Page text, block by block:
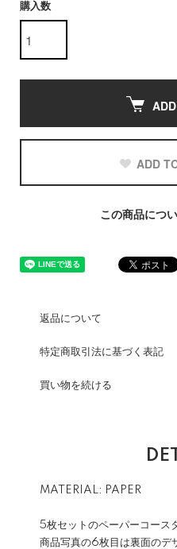
購入数
ADD
この商品につ
返品について
特定商取引法に基づく表記
買い物を続ける
MATERIAL: PAPER
5枚セットのペーパーコース
商品写真の6枚目は裏面のデ